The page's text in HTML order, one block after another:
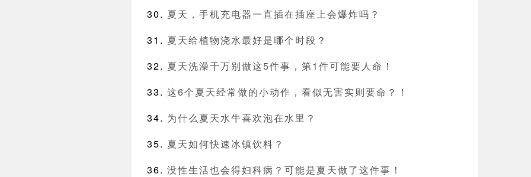
夏天，手机充电器一直插在插座上会爆炸吗？
夏天给植物浇水最好是哪个时段？
夏天洗澡千万别做这5件事，第1件可能要人命！
这6个夏天经常做的小动作，看似无害实则要命？！
为什么夏天水牛喜欢泡在水里？
夏天如何快速冰镇饮料？
没性生活也会得妇科病？可能是夏天做了这件事！